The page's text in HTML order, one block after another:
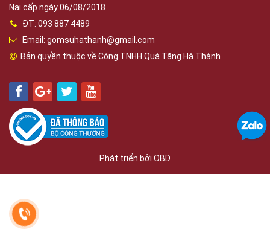
Nai cấp ngày 06/08/2018
ĐT: 093 887 4489
Email: gomsuhathanh@gmail.com
Bản quyền thuộc về Công TNHH Quà Tặng Hà Thành
Phát triển bởi OBD